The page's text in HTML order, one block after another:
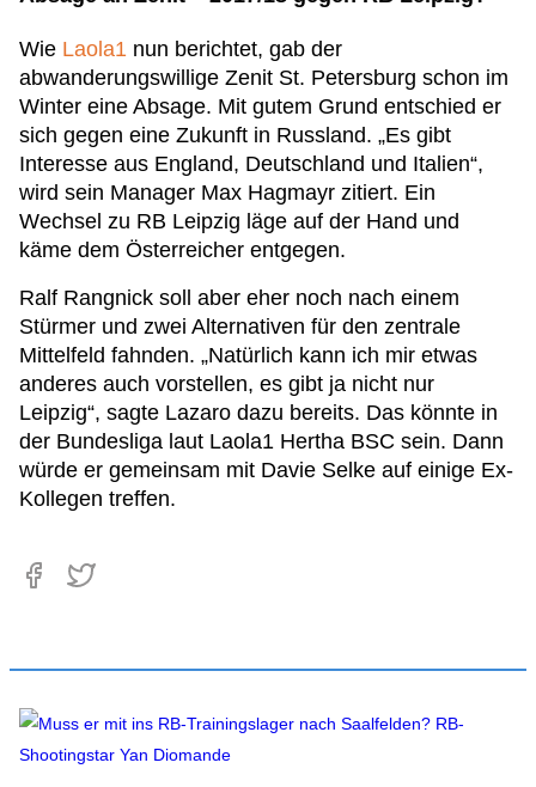
Wie Laola1 nun berichtet, gab der
abwanderungswillige Zenit St. Petersburg schon im
Winter eine Absage. Mit gutem Grund entschied er
sich gegen eine Zukunft in Russland. „Es gibt
Interesse aus England, Deutschland und Italien“,
wird sein Manager Max Hagmayr zitiert. Ein
Wechsel zu RB Leipzig läge auf der Hand und
käme dem Österreicher entgegen.
Ralf Rangnick soll aber eher noch nach einem
Stürmer und zwei Alternativen für den zentrale
Mittelfeld fahnden. „Natürlich kann ich mir etwas
anderes auch vorstellen, es gibt ja nicht nur
Leipzig“, sagte Lazaro dazu bereits. Das könnte in
der Bundesliga laut Laola1 Hertha BSC sein. Dann
würde er gemeinsam mit Davie Selke auf einige Ex-
Kollegen treffen.